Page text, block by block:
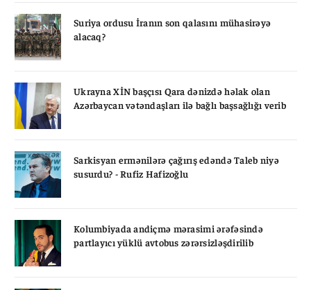
Suriya ordusu İranın son qalasını mühasirəyə
alacaq?
Ukrayna XİN başçısı Qara dənizdə həlak olan
Azərbaycan vətəndaşları ilə bağlı başsağlığı verib
Sarkisyan ermənilərə çağırış edəndə Taleb niyə
susurdu? - Rufiz Hafizoğlu
Kolumbiyada andiçmə mərasimi ərəfəsində
partlayıcı yüklü avtobus zərərsizləşdirilib